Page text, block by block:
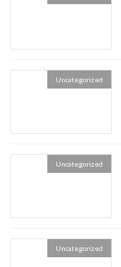
Uncategorized
Uncategorized
Uncategorized